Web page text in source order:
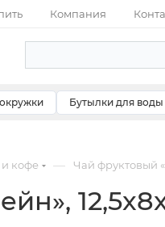
Компания
Бутылки для воды
кофе — Чай фруктовый